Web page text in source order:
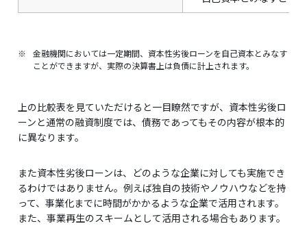
※
金融機関においては一定期間、資本性劣後ローンを自己資本とみなす
ことができますが、実際の決算書上は負債に計上されます。
上の比較表を見ていただけると一目瞭然ですが、資本性劣後ロ
ーンと通常の融資制度では、債務であってもその内容が根本的
に異なります。
また資本性劣後ローンは、どのような企業に対しても実施でき
るわけではありません。例えば独自の技術やノウハウなどを持
って、事業化までに時間がかかるような企業で活用されます。
また、事業再生のスキームとして活用される場合もあります。